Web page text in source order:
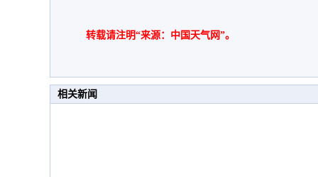
转载请注明“来源：中国天气网”。
相关新闻